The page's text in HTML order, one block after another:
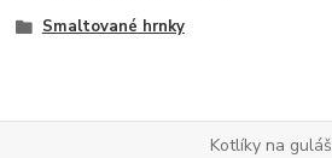
Smaltované hrnky
Kotlíky na guláš